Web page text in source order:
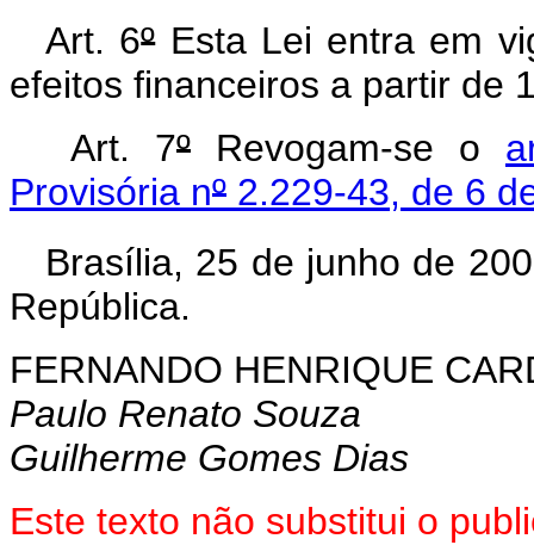
Art. 6ºEsta Lei entra em
efeitos financeiros a partir de
Art. 7º Revogam-se o
Provisória nº 2.229-43, de 6
Brasília, 25 de junho de
República.
FERNANDO HENRIQUE
Paulo Renato Souza
Guilherme Gomes Dias
Este texto não substitui o